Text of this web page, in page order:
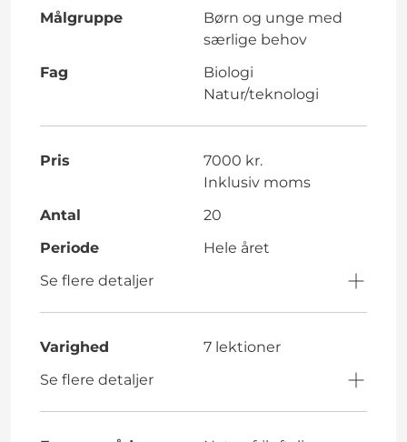
Målgruppe
Børn og unge med
særlige behov
Fag
Biologi
Natur/teknologi
Pris
7000 kr.
Inklusiv moms
Antal
20
Periode
Hele året
Se flere detaljer
Varighed
7 lektioner
Se flere detaljer